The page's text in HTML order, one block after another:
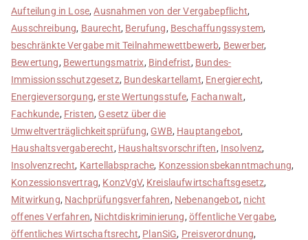
Aufteilung in Lose,Ausnahmen von der Vergabepflicht,
Ausschreibung, Baurecht, Berufung, Beschaffungssystem,
beschränkte Vergabe mit Teilnahmewettbewerb, Bewerber,
Bewertung, Bewertungsmatrix, Bindefrist, Bundes-
Immissionsschutzgesetz, Bundeskartellamt, Energierecht,
Energieversorgung,erste Wertungsstufe, Fachanwalt,
Fachkunde, Fristen, Gesetz über die
Umweltverträglichkeitsprüfung, GWB, Hauptangebot,
Haushaltsvergaberecht, Haushaltsvorschriften, Insolvenz,
Insolvenzrecht, Kartellabsprache, Konzessionsbekanntmachung,
Konzessionsvertrag, KonzVgV, Kreislaufwirtschaftsgesetz,
Mitwirkung, Nachprüfungsverfahren, Nebenangebot, nicht
offenes Verfahren, Nichtdiskriminierung, öffentliche Vergabe,
öffentliches Wirtschaftsrecht, PlanSiG, Preisverordnung,